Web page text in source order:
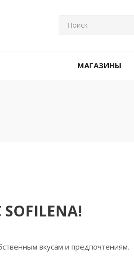
МАГАЗИНЫ
вкусам и предпочтениям.